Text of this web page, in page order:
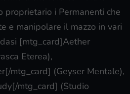
proprietario i Permanenti che
e manipolare il mazzo in vari
[mtg_card]Aether
Eterea),
mtg_card] (Geyser Mentale),
mtg_card] (Studio